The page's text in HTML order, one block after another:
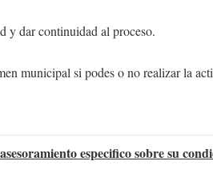
y dar continuidad al proceso.
municipal si podes o no realizar la
especifico sobre su